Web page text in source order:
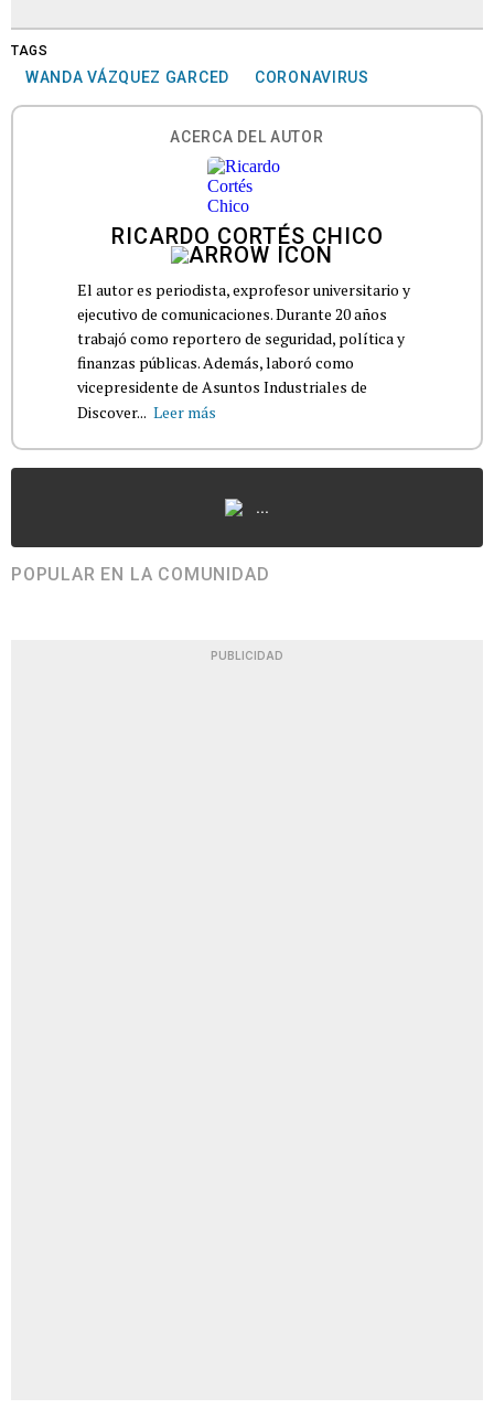
TAGS
WANDA VÁZQUEZ GARCED CORONAVIRUS
ACERCA DEL AUTOR
RICARDO CORTÉS CHICO
El autor es periodista, exprofesor universitario y
ejecutivo de comunicaciones. Durante 20 años
trabajó como reportero de seguridad, política y
finanzas públicas. Además, laboró como
vicepresidente de Asuntos Industriales de
Discover... Leer más
...
POPULAR EN LA COMUNIDAD
PUBLICIDAD